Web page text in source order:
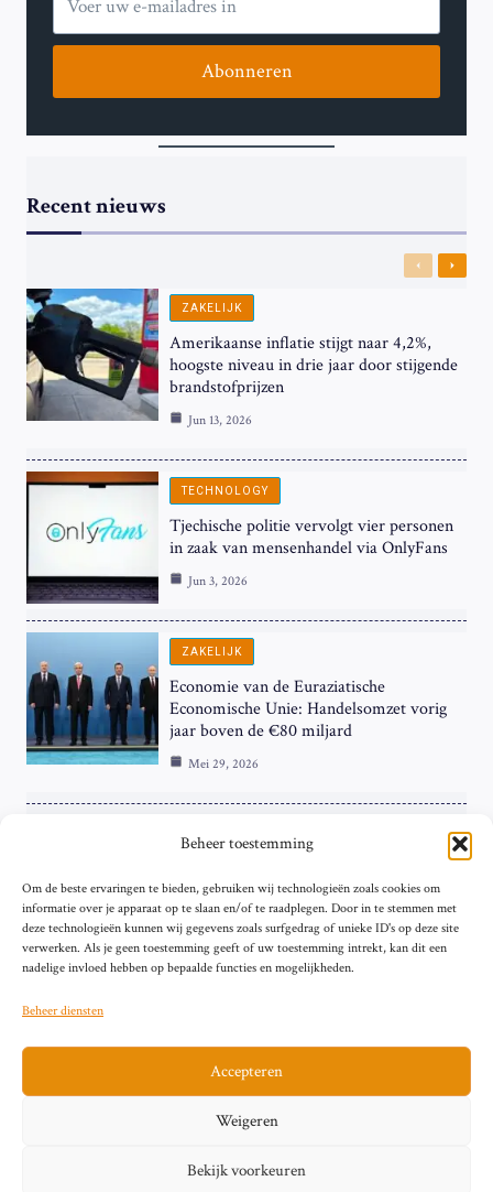
Beheer toestemming
Om de beste ervaringen te bieden, gebruiken wij technologieën zoals cookies om
informatie over je apparaat op te slaan en/of te raadplegen. Door in te stemmen met
deze technologieën kunnen wij gegevens zoals surfgedrag of unieke ID's op deze site
verwerken. Als je geen toestemming geeft of uw toestemming intrekt, kan dit een
nadelige invloed hebben op bepaalde functies en mogelijkheden.
Beheer diensten
Accepteren
Weigeren
Bekijk voorkeuren
Abonneren
Recent nieuws
Previous
Next
ZAKELIJK
Amerikaanse inflatie stijgt naar 4,2%,
hoogste niveau in drie jaar door stijgende
brandstofprijzen
Jun 13, 2026
TECHNOLOGY
Tjechische politie vervolgt vier personen
in zaak van mensenhandel via OnlyFans
Jun 3, 2026
ZAKELIJK
Economie van de Euraziatische
Economische Unie: Handelsomzet vorig
jaar boven de €80 miljard
Mei 29, 2026
Hardnekkige Inflatie bij de ‘Grote Vier’
van de Eurozone
Mei 29, 2026
Sitemap Contact Privacybeleid (EU)
Impressum
Cookiebeleid (EU)